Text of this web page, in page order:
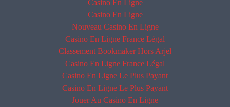
Casino En Ligne
Casino En Ligne
Nouveau Casino En Ligne
Casino En Ligne France Légal
Classement Bookmaker Hors Arjel
Casino En Ligne France Légal
Casino En Ligne Le Plus Payant
Casino En Ligne Le Plus Payant
Jouer Au Casino En Ligne